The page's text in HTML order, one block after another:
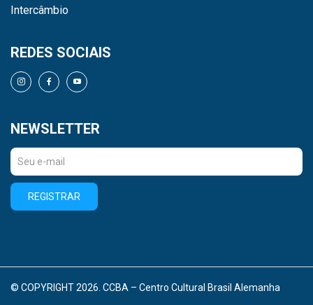
Intercâmbio
REDES SOCIAIS
NEWSLETTER
REGISTRAR
© COPYRIGHT 2026. CCBA – Centro Cultural Brasil Alemanha